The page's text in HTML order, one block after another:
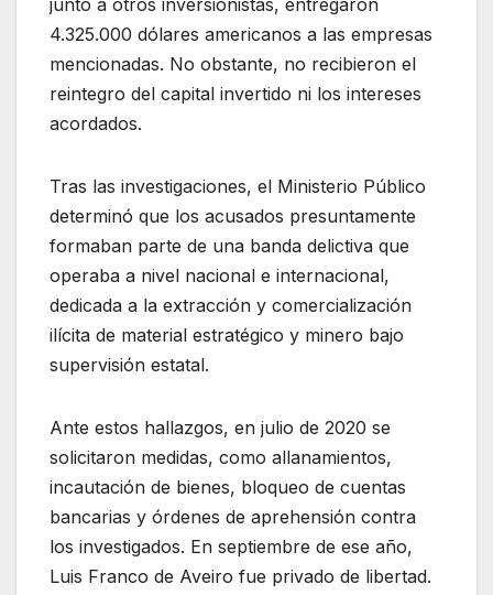
4.325.000 dólares americanos a las empresas
mencionadas. No obstante, no recibieron el
reintegro del capital invertido ni los intereses
acordados.
Tras las investigaciones, el Ministerio Público
determinó que los acusados presuntamente
formaban parte de una banda delictiva que
operaba a nivel nacional e internacional,
dedicada a la extracción y comercialización
ilícita de material estratégico y minero bajo
supervisión estatal.
Ante estos hallazgos, en julio de 2020 se
solicitaron medidas, como allanamientos,
incautación de bienes, bloqueo de cuentas
bancarias y órdenes de aprehensión contra
los investigados. En septiembre de ese año,
Luis Franco de Aveiro fue privado de libertad.